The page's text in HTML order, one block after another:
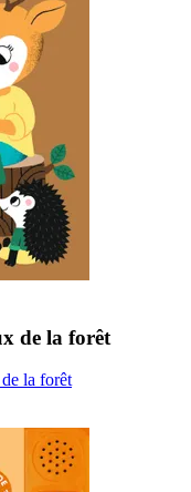
de la forêt
la forêt